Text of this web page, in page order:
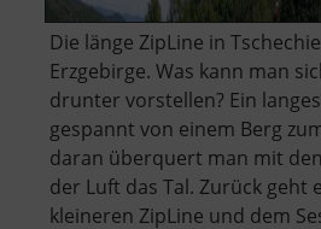
Die länge ZipLine in
Erzgebirge. Was kann man
drunter vorstellen? Ein
gespannt von einem Berg
daran überquert man mit
der Luft das Tal. Zurück geht
kleineren ZipLine und dem